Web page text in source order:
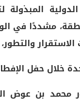
المبذولة
مشددًا في
خلال حفل
محمد بن عوض